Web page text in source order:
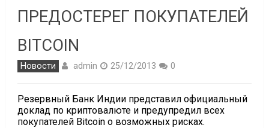
ПРЕДОСТЕРЕГ ПОКУПАТЕЛЕЙ
BITCOIN
Новости admin 25/12/2013 0
Резервный Банк Индии представил официальный
доклад по криптовалюте и предупредил всех
покупателей Bitcoin о возможных рисках.